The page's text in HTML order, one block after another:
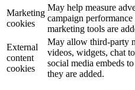
Marketing
cookies
May help measure
campaign
marketing tools are
External
content
cookies
May allow third-party
videos, widgets, chat
social media embeds
they are added.